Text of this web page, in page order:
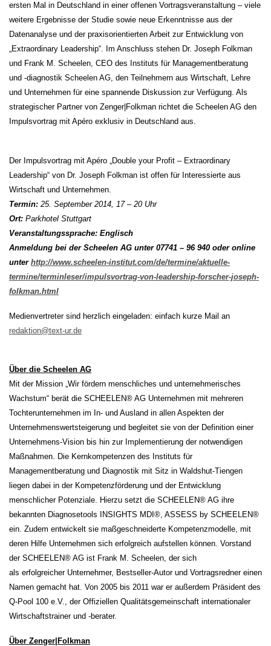
ersten Mal in Deutschland in einer offenen Vortragsveranstaltung – viele
weitere Ergebnisse der Studie sowie neue Erkenntnisse aus der
Datenanalyse und der praxisorientierten Arbeit zur Entwicklung von
„Extraordinary Leadership“. Im Anschluss stehen Dr. Joseph Folkman
und Frank M. Scheelen, CEO des Instituts für Managementberatung
und -diagnostik Scheelen AG, den Teilnehmern aus Wirtschaft, Lehre
und Unternehmen für eine spannende Diskussion zur Verfügung. Als
strategischer Partner von Zenger|Folkman richtet die Scheelen AG den
Impulsvortrag mit Apéro exklusiv in Deutschland aus.
Der Impulsvortrag mit Apéro „Double your Profit – Extraordinary
Leadership“ von Dr. Joseph Folkman ist offen für Interessierte aus
Wirtschaft und Unternehmen.
Termin: 25. September 2014, 17 – 20 Uhr
Ort: Parkhotel Stuttgart
Veranstaltungssprache: Englisch
Anmeldung bei der Scheelen AG unter 07741 – 96 940 oder online
unter http://www.scheelen-institut.com/de/termine/aktuelle-
termine/terminleser/impulsvortrag-von-leadership-forscher-joseph-
folkman.html
Medienvertreter sind herzlich eingeladen: einfach kurze Mail an
redaktion@text-ur.de
Über die Scheelen AG
Mit der Mission „Wir fördern menschliches und unternehmerisches
Wachstum“ berät die SCHEELEN® AG Unternehmen mit mehreren
Tochterunternehmen im In- und Ausland in allen Aspekten der
Unternehmenswertsteigerung und begleitet sie von der Definition einer
Unternehmens-Vision bis hin zur Implementierung der notwendigen
Maßnahmen. Die Kernkompetenzen des Instituts für
Managementberatung und Diagnostik mit Sitz in Waldshut-Tiengen
liegen dabei in der Kompetenzförderung und der Entwicklung
menschlicher Potenziale. Hierzu setzt die SCHEELEN® AG ihre
bekannten Diagnosetools INSIGHTS MDI®, ASSESS by SCHEELEN®
ein. Zudem entwickelt sie maßgeschneiderte Kompetenzmodelle, mit
deren Hilfe Unternehmen sich erfolgreich aufstellen können. Vorstand
der SCHEELEN® AG ist Frank M. Scheelen, der sich
als erfolgreicher Unternehmer, Bestseller-Autor und Vortragsredner einen
Namen gemacht hat. Von 2005 bis 2011 war er außerdem Präsident des
Q-Pool 100 e.V., der Offiziellen Qualitätsgemeinschaft internationaler
Wirtschaftstrainer und -berater.
Über Zenger|Folkman